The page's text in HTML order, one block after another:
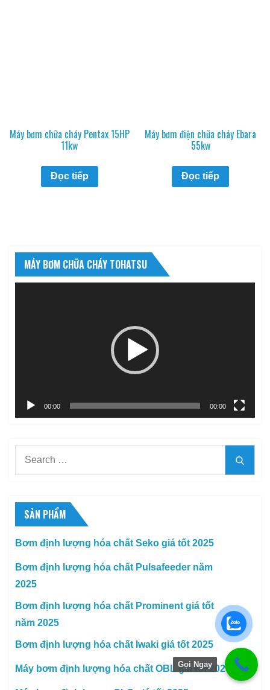
Máy bơm chữa cháy Pentax 15HP
11kw
Đọc tiếp
Máy bơm điện chữa cháy Ebara
55kw
Đọc tiếp
MÁY BƠM CHỮA CHÁY TOHATSU
00:00 00:00
SẢN PHẨM
Bơm định lượng hóa chất Seko giá tốt 2025
Bơm định lượng hóa chất Pulsafeeder năm
2025
Bơm định lượng hóa chất Prominent giá tốt
năm 2025
Bơm định lượng hóa chất Iwaki giá tốt 2025
Máy bơm định lượng hóa chất OBL giá tốt 2025
Gọi Ngay